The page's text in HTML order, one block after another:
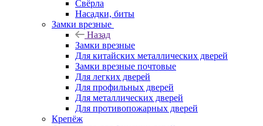
Свёрла
Насадки, биты
Замки врезные
Назад
Замки врезные
Для китайских металлических дверей
Замки врезные почтовые
Для легких дверей
Для профильных дверей
Для металлических дверей
Для противопожарных дверей
Крепёж